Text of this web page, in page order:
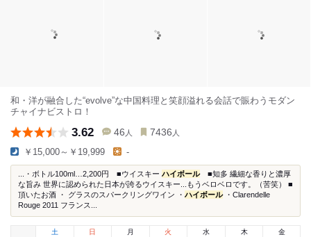
和・洋が融合した“evolve”な中国料理と笑顔溢れる会話で賑わうモダン
チャイナビストロ！
3.62 46 人 7436 人
￥15,000～￥19,999 -
...・ボトル100ml…2,200円 ■ウイスキー ハイボール■知多 繊細な香りと濃厚
な旨み 世界に認められた日本が誇るウイスキー...もうベロベロです。（苦笑） ■
頂いたお酒 ・ グラスのスパークリングワイン ・ ハイボール・Clarendelle
Rouge 2011 フランス...
土
日 月 火 水 木 金